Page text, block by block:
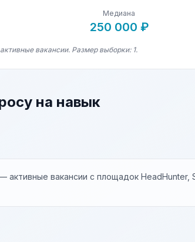
Медиана
250 000 ₽
вакансии. Размер выборки: 1.
на навык
активные вакансии с площадок